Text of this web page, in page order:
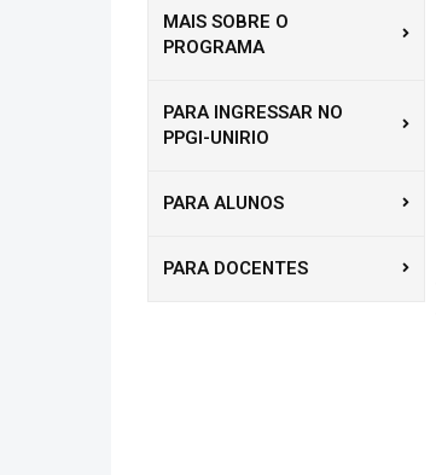
MAIS SOBRE O
PROGRAMA
PARA INGRESSAR NO
PPGI-UNIRIO
PARA ALUNOS
PARA DOCENTES